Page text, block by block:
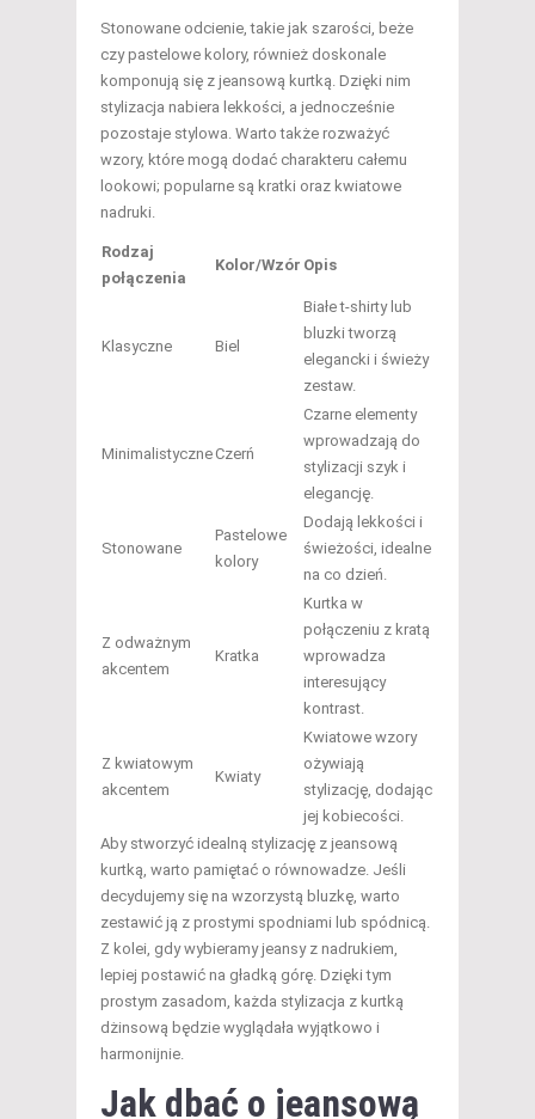
Stonowane odcienie, takie jak szarości, beże
czy pastelowe kolory, również doskonale
komponują się z jeansową kurtką. Dzięki nim
stylizacja nabiera lekkości, a jednocześnie
pozostaje stylowa. Warto także rozważyć
wzory, które mogą dodać charakteru całemu
lookowi; popularne są kratki oraz kwiatowe
nadruki.
Rodzaj
połączenia
Kolor/Wzór Opis
Klasyczne Biel
Białe t-shirty lub
bluzki tworzą
elegancki i świeży
zestaw.
Minimalistyczne Czerń
Czarne elementy
wprowadzają do
stylizacji szyk i
elegancję.
Stonowane
Pastelowe
kolory
Dodają lekkości i
świeżości, idealne
na co dzień.
Z odważnym
akcentem
Kratka
Kurtka w
połączeniu z kratą
wprowadza
interesujący
kontrast.
Z kwiatowym
akcentem
Kwiaty
Kwiatowe wzory
ożywiają
stylizację, dodając
jej kobiecości.
Aby stworzyć idealną stylizację z jeansową
kurtką, warto pamiętać o równowadze. Jeśli
decydujemy się na wzorzystą bluzkę, warto
zestawić ją z prostymi spodniami lub spódnicą.
Z kolei, gdy wybieramy jeansy z nadrukiem,
lepiej postawić na gładką górę. Dzięki tym
prostym zasadom, każda stylizacja z kurtką
dżinsową będzie wyglądała wyjątkowo i
harmonijnie.
Jak dbać o jeansową